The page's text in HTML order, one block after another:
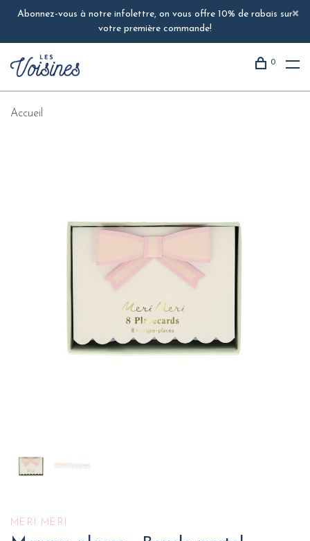
Abonnez-vous à notre infolettre, on vous offre 10% de rabais sur
votre première commande!
0
Accueil
MERI MERI